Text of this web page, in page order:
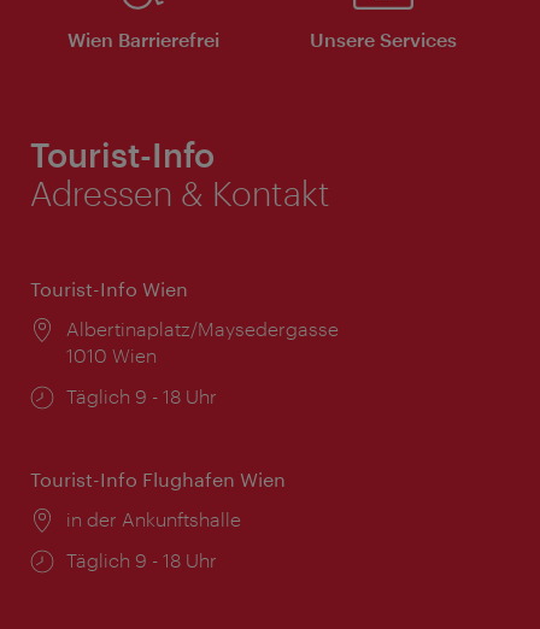
Wien Barrierefrei Unsere Services
Tourist-Info
Adressen & Kontakt
Tourist-Info Wien
Ort:
Albertinaplatz/Maysedergasse
1010 Wien
Öffnungszeiten:
Täglich 9 - 18 Uhr
Tourist-Info Flughafen Wien
Ort:
in der Ankunftshalle
Öffnungszeiten:
Täglich 9 - 18 Uhr